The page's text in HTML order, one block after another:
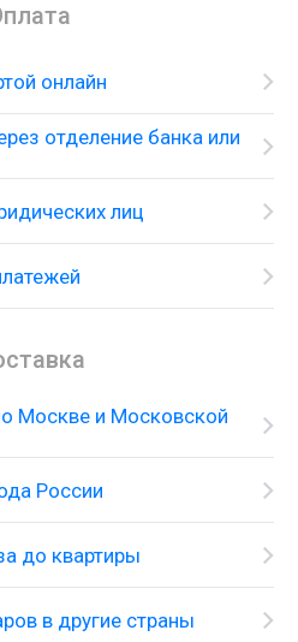
онлайн
отделение банка или
лиц
Москве и Московской
России
до квартиры
в другие страны